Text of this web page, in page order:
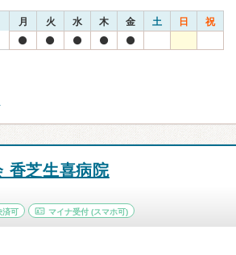
月 火 水 木 金 土 日 祝
香芝生喜病院
済可 マイナ受付 (スマホ可)